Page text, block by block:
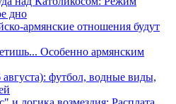
дно
армянские отношения будут
Особенно армянским
футбол, водные виды,